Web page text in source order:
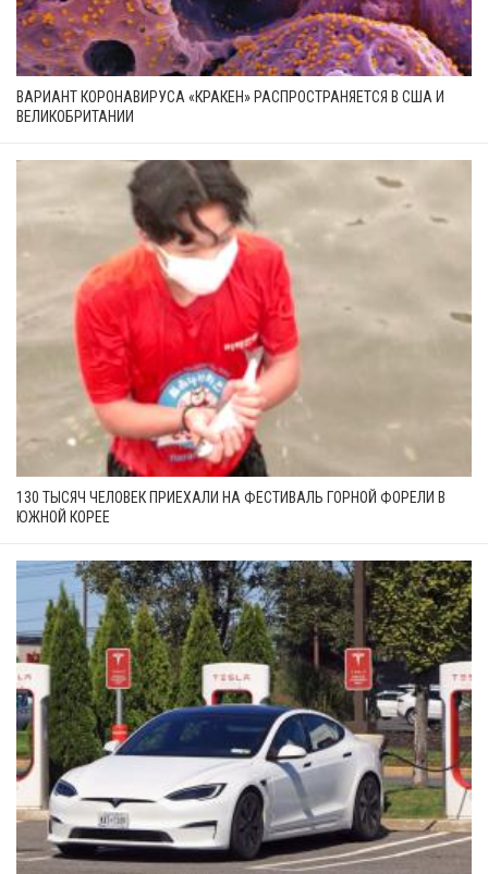
ВАРИАНТ КОРОНАВИРУСА «КРАКЕН» РАСПРОСТРАНЯЕТСЯ В США И
ВЕЛИКОБРИТАНИИ
130 ТЫСЯЧ ЧЕЛОВЕК ПРИЕХАЛИ НА ФЕСТИВАЛЬ ГОРНОЙ ФОРЕЛИ В
ЮЖНОЙ КОРЕЕ